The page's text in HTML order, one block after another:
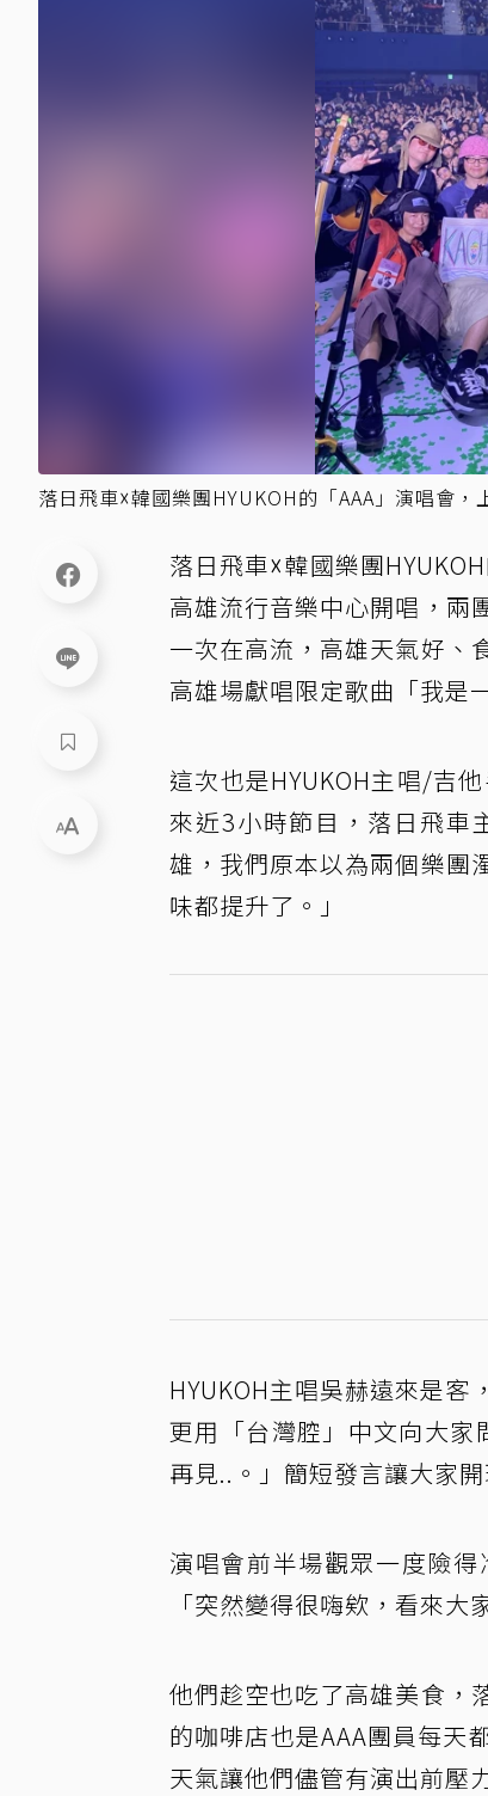
落日飛車☓韓國樂團HYUKOH的「AAA」演唱會
落日飛車☓韓國樂團
高雄流行音樂中心開唱，兩
一次在高流，高雄天氣好、
高雄場獻唱限定歌曲「我是
這次也是HYUKOH主唱/吉
來近3小時節目，落日飛車
雄，我們原本以為兩個樂團
味都提升了。」
HYUKOH主唱吳赫遠來是
更用「台灣腔」中文向大家
再見..。」簡短發言讓大家
演唱會前半場觀眾一度險
「突然變得很嗨欸，看來
他們趁空也吃了高雄美食，
的咖啡店也是AAA團員每天
天氣讓他們儘管有演出前壓